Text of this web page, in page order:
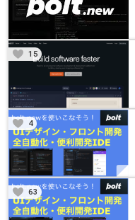
15
4
63